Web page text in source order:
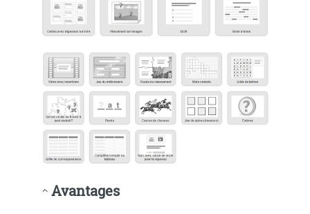
Avantages